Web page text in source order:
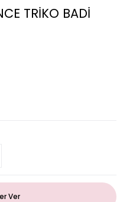
TRİKO BADİ
Ver